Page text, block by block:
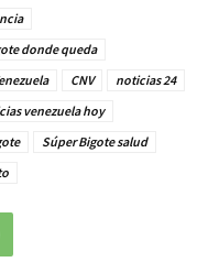
donde queda
CNV
noticias 24
venezuela hoy
Súper Bigote salud